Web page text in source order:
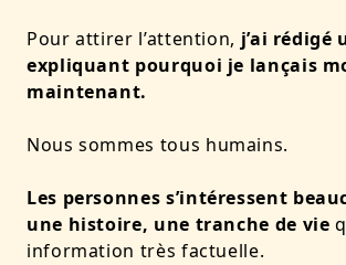
Pour attirer l’attention, j’ai rédigé
expliquant pourquoi je lançais
maintenant.
Nous sommes tous humains.
Les personnes s’intéressent
une histoire, une tranche de vie
information très factuelle.